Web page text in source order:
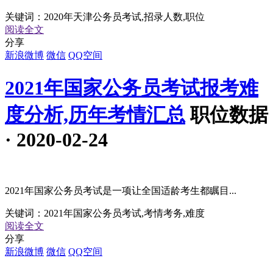
关键词： 2020年天津公务员考试,招录人数,职位
阅读全文
分享
新浪微博 微信 QQ空间
2021年国家公务员考试报考难
度分析,历年考情汇总 职位数据
· 2020-02-24
2021年国家公务员考试是一项让全国适龄考生都瞩目...
关键词： 2021年国家公务员考试,考情考务,难度
阅读全文
分享
新浪微博 微信 QQ空间